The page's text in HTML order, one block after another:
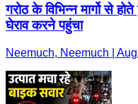
गरोठ के विभिन्न मार्गो से
घेराव करने पहुंचा
Neemuch, Neemuch |